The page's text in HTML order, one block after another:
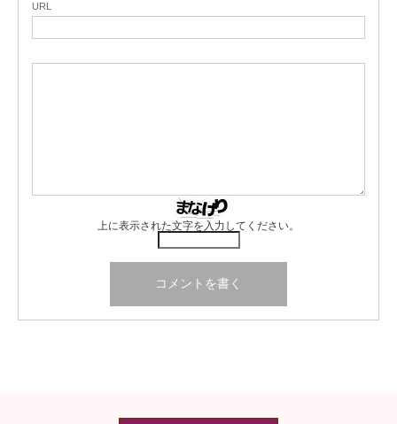
URL
上に表示された文字を入力してください。